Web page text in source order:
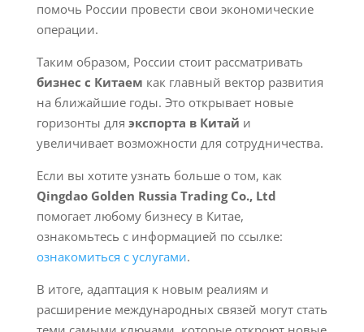
помочь России провести свои экономические
операции.
Таким образом, России стоит рассматривать
бизнес с Китаем как главный вектор развития
на ближайшие годы. Это открывает новые
горизонты для экспорта в Китай и
увеличивает возможности для сотрудничества.
Если вы хотите узнать больше о том, как
Qingdao Golden Russia Trading Co., Ltd
помогает любому бизнесу в Китае,
ознакомьтесь с информацией по ссылке:
ознакомиться с услугами.
В итоге, адаптация к новым реалиям и
расширение международных связей могут стать